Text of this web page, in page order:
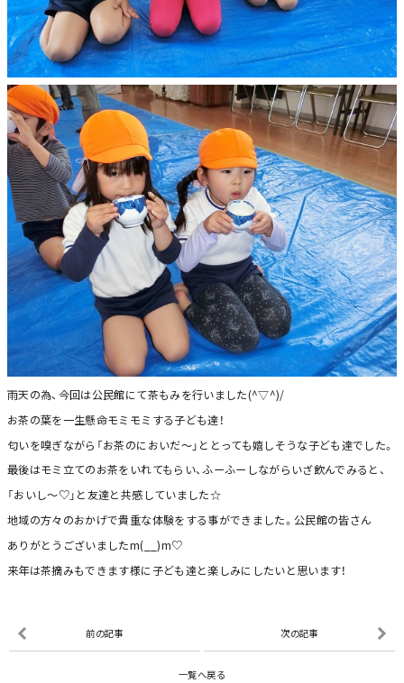
雨天の為、今回は公民館にて茶もみを行いました(^▽^)/
お茶の葉を一生懸命モミモミする子ども達！
匂いを嗅ぎながら「お茶のにおいだ～」ととっても嬉しそうな子ども達でした。
最後はモミ立てのお茶をいれてもらい、ふーふーしながらいざ飲んでみると、
「おいし～♡」と友達と共感していました☆
地域の方々のおかげで貴重な体験をする事ができました。公民館の皆さん
ありがとうございましたm(__)m♡
来年は茶摘みもできます様に子ども達と楽しみにしたいと思います！
前の記事 次の記事
一覧へ戻る